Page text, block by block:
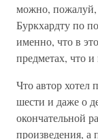
можно, пожалуй,
Буркхардту по
именно, что в
предметах, что и
Что автор хотел
шести и даже о
окончательной
произведения, а